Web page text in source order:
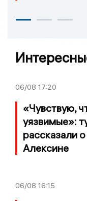
06/08 17:20
«Чувствую,
уязвимые»:
рассказали
Алексине
06/08 16:15